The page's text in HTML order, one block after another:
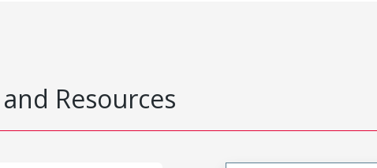
Resources